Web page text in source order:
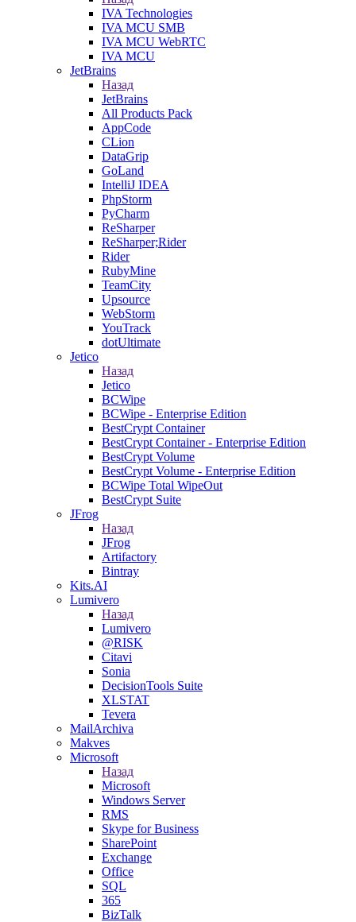
IVA Technologies
IVA MCU SMB
IVA MCU WebRTC
IVA MCU
JetBrains
Назад
JetBrains
All Products Pack
AppCode
CLion
DataGrip
GoLand
IntelliJ IDEA
PhpStorm
PyCharm
ReSharper
ReSharper;Rider
Rider
RubyMine
TeamCity
Upsource
WebStorm
YouTrack
dotUltimate
Jetico
Назад
Jetico
BCWipe
BCWipe - Enterprise Edition
BestCrypt Container
BestCrypt Container - Enterprise Edition
BestCrypt Volume
BestCrypt Volume - Enterprise Edition
BCWipe Total WipeOut
BestCrypt Suite
JFrog
Назад
JFrog
Artifactory
Bintray
Kits.AI
Lumivero
Назад
Lumivero
@RISK
Citavi
Sonia
DecisionTools Suite
XLSTAT
Tevera
MailArchiva
Makves
Microsoft
Назад
Microsoft
Windows Server
RMS
Skype for Business
SharePoint
Exchange
Office
SQL
365
BizTalk